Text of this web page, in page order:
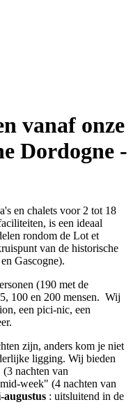
vanaf onze
Dordogne -
en chalets voor 2 tot 18
is een ideaal
rondom de Lot et
van de historische
Gascogne).
(190 met de
100 en 200 mensen. Wij
een pici-nic, een
zijn, anders kom je niet
ligging. Wij bieden
nachten van
week" (4 nachten van
augustus : uitsluitend in de